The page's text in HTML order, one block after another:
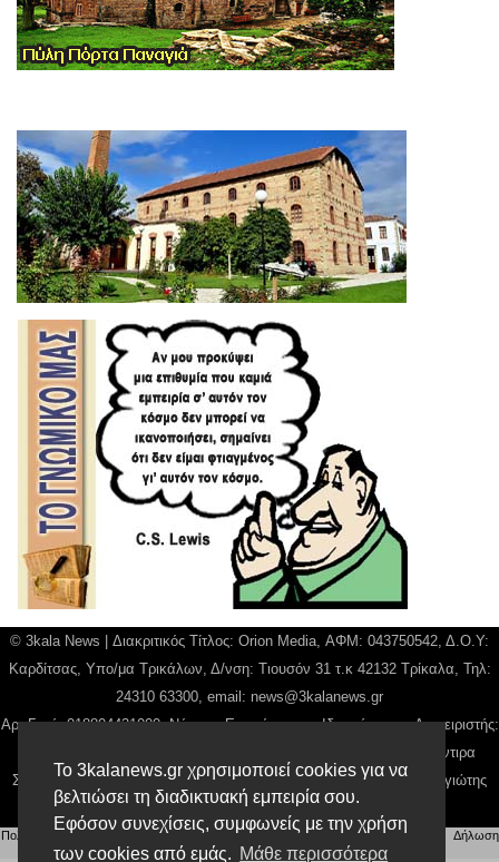
Το 3kalanews.gr χρησιμοποιεί cookies για να
βελτιώσει τη διαδικτυακή εμπειρία σου.
Εφόσον συνεχίσεις, συμφωνείς με την χρήση
των cookies από εμάς. Μάθε περισσότερα
© 3kala News | Διακριτικός Τίτλος: Orion Media, ΑΦΜ: 043750542, Δ.Ο.Υ:
Καρδίτσας, Υπο/μα Τρικάλων, Δ/νση: Τιουσόν 31 τ.κ 42132 Τρίκαλα, Τηλ:
24310 63300, email: news@3kalanews.gr
Αρ. Γεμή: 018804431000, Νόμιμος Εκπρόσωπος, Ιδιοκτήτης και Διαχειριστής:
Παναγιώτης Φιλίππου, Διευθύντρια: Γιαννουσά Βασιλική, Διευθύντιρα
Σύνταξης: Μπαλαμπάνη Βασιλική. Δικαιούχος domain name Παναγιώτης
Φιλίππου
Πολιτική απορρήτου Αίτηση Διαχείρισης Προσωπικών Δεδομένων |Όροι χρήσης
Δήλωση
Συμμόρφωσης